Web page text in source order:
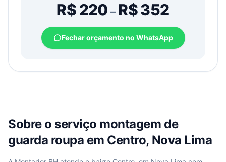
R$220 –R$352
Fechar orçamento no WhatsApp
Sobre o serviço montagem de
guarda roupa em Centro, Nova Lima